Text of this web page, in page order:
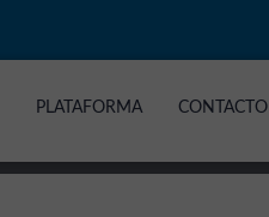
PLATAFORMA CONTACTO